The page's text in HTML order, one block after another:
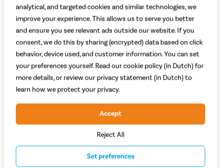
Kom langs bij Fietsvoordeelshop Hilversum
Fiets kopen in Hilversum? Ontdek onze prachtige fietsenwinkel
aan de Admiraal de Ruyterlaan. Je vindt er a-merk
fietsen
staan voor je klaar om je te helpen met het uitzoeken van de
en voeren wij geen onderhoud uit aan bakfietsen. Voor deze
services kun je terecht bij onze andere vestigingen.
Zo bereik je onze winkel
Kom je met de auto naar Fietsvoordeelshop Hilversum? Direct
bij de winkel is voldoende parkeergelegenheid op de Admiraal de
Ruyterlaan.
analytical, and targeted cookies and similar technologies, we
improve your experience. This allows us to serve you better
and ensure you see relevant ads outside our website. If you
consent, we do this by sharing (encrypted) data based on click
behavior, device used, and customer information. You can set
your preferences yourself. Read our cookie policy (in Dutch) for
more details, or review our privacy statement (in Dutch) to
learn how we protect your privacy.
Reject All
Accept
Set preferences